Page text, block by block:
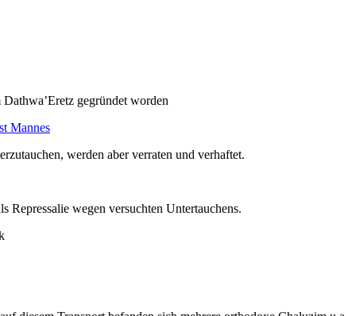
gegründet worden
Mannes
werden aber verraten und verhaftet.
wegen versuchten Untertauchens.